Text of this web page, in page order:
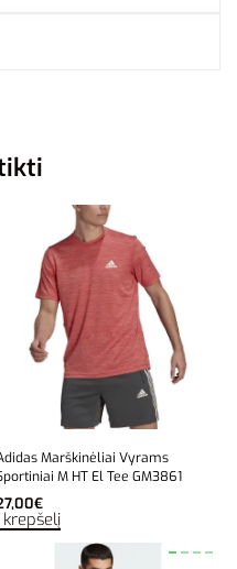
Marškinėliai Vyrams
M HT El Tee GM3861
€
krepšelį